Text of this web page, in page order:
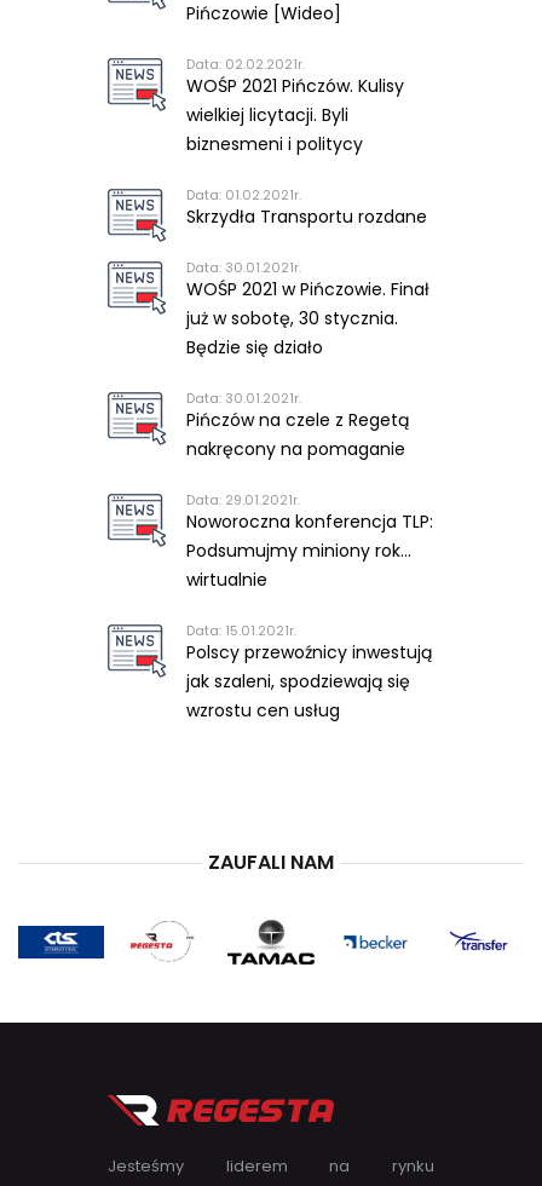
Pińczowie [Wideo]
Data: 02.02.2021r.
WOŚP 2021 Pińczów. Kulisy
wielkiej licytacji. Byli
biznesmeni i politycy
Data: 01.02.2021r.
Skrzydła Transportu rozdane
Data: 30.01.2021r.
WOŚP 2021 w Pińczowie. Finał
już w sobotę, 30 stycznia.
Będzie się działo
Data: 30.01.2021r.
Pińczów na czele z Regetą
nakręcony na pomaganie
Data: 29.01.2021r.
Noworoczna konferencja TLP:
Podsumujmy miniony rok…
wirtualnie
Data: 15.01.2021r.
Polscy przewoźnicy inwestują
jak szaleni, spodziewają się
wzrostu cen usług
ZAUFALI NAM
Jesteśmy liderem na rynku